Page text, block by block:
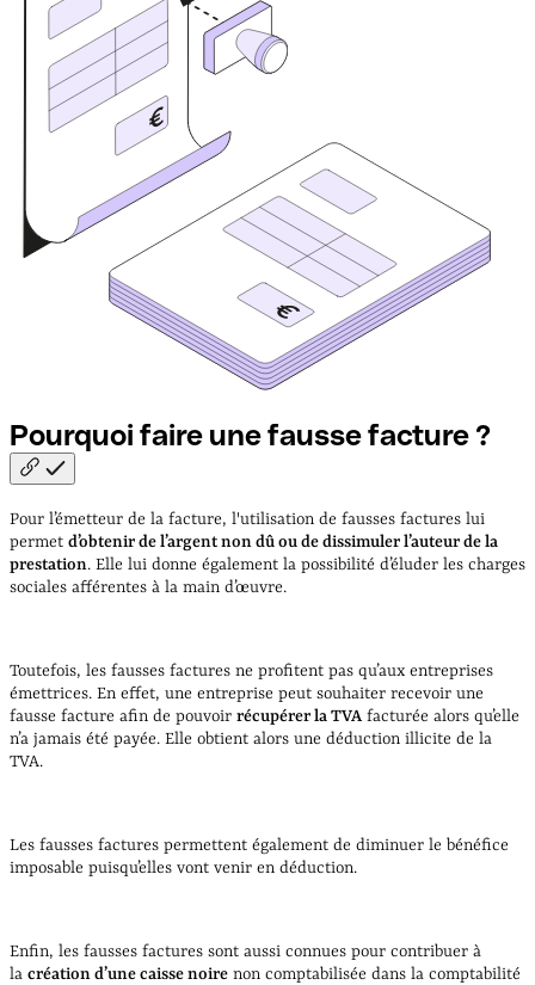
Pourquoi faire une fausse facture ?
Pour l’émetteur de la facture, l'utilisation de fausses factures lui
permet d’obtenir de l’argent non dû ou de dissimuler l’auteur de la
prestation. Elle lui donne également la possibilité d’éluder les charges
sociales afférentes à la main d’œuvre.
Toutefois, les fausses factures ne profitent pas qu’aux entreprises
émettrices. En effet, une entreprise peut souhaiter recevoir une
fausse facture afin de pouvoir récupérer la TVAfacturée alors qu’elle
n’a jamais été payée. Elle obtient alors une déduction illicite de la
TVA.
Les fausses factures permettent également de diminuer le bénéfice
imposable puisqu’elles vont venir en déduction.
Enfin, les fausses factures sont aussi connues pour contribuer à
la création d’une caisse noire non comptabilisée dans la comptabilité